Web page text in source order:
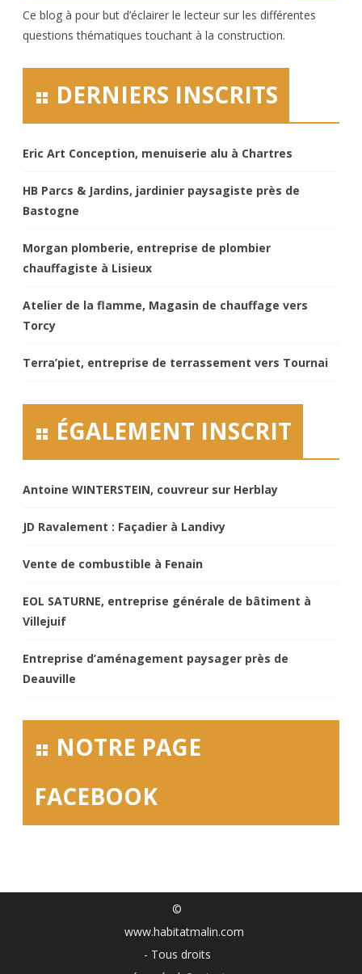
Ce blog à pour but d’éclairer le lecteur sur les différentes
questions thématiques touchant à la construction.
DERNIERS INSCRITS
Eric Art Conception, menuiserie alu à Chartres
HB Parcs & Jardins, jardinier paysagiste près de
Bastogne
Morgan plomberie, entreprise de plombier
chauffagiste à Lisieux
Atelier de la flamme, Magasin de chauffage vers
Torcy
Terra’piet, entreprise de terrassement vers Tournai
ÉGALEMENT INSCRIT
Antoine WINTERSTEIN, couvreur sur Herblay
JD Ravalement : Façadier à Landivy
Vente de combustible à Fenain
EOL SATURNE, entreprise générale de bâtiment à
Villejuif
Entreprise d’aménagement paysager près de
Deauville
NOTRE PAGE
FACEBOOK
©
www.habitatmalin.com
- Tous droits